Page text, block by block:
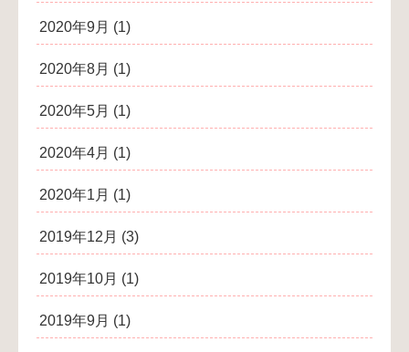
2020年9月 (1)
2020年8月 (1)
2020年5月 (1)
2020年4月 (1)
2020年1月 (1)
2019年12月 (3)
2019年10月 (1)
2019年9月 (1)